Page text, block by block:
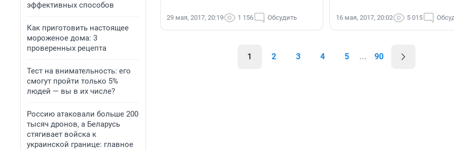
эффективных способов
Как приготовить настоящее
мороженое дома: 3
проверенных рецепта
Тест на внимательность: его
смогут пройти только 5%
людей — вы в их числе?
Россию атаковали больше 200
тысяч дронов, а Беларусь
стягивает войска к
украинской границе: главное
29 мая, 2017, 20:19 1 156 Обсудить 16 мая, 2017, 20:02 5 015
1 2 3 4 5 ... 90